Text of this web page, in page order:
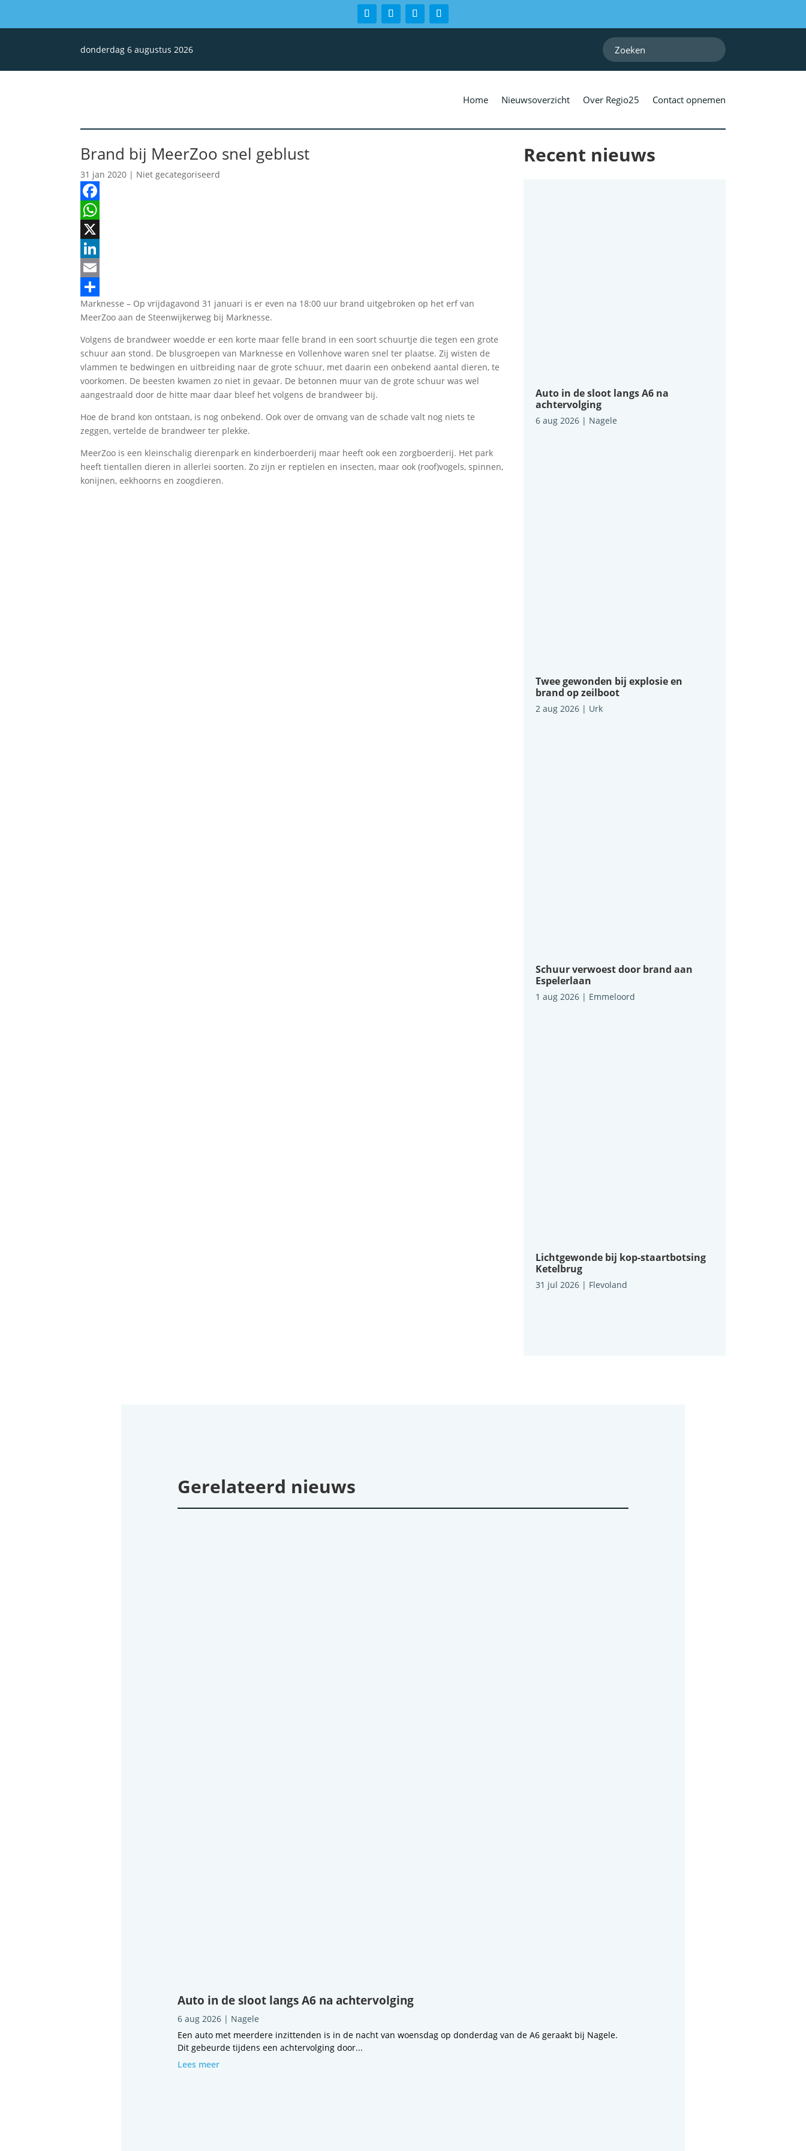
donderdag 6 augustus 2026
Home Nieuwsoverzicht Over Regio25 Contact opnemen
Brand bij MeerZoo snel geblust
31 jan 2020 | Niet gecategoriseerd
Facebook
WhatsApp
X
LinkedIn
Email
Delen
Marknesse – Op vrijdagavond 31 januari is er even na 18:00 uur brand uitgebroken op het erf van
MeerZoo aan de Steenwijkerweg bij Marknesse.
Volgens de brandweer woedde er een korte maar felle brand in een soort schuurtje die tegen een grote
schuur aan stond. De blusgroepen van Marknesse en Vollenhove waren snel ter plaatse. Zij wisten de
vlammen te bedwingen en uitbreiding naar de grote schuur, met daarin een onbekend aantal dieren, te
voorkomen. De beesten kwamen zo niet in gevaar. De betonnen muur van de grote schuur was wel
aangestraald door de hitte maar daar bleef het volgens de brandweer bij.
Hoe de brand kon ontstaan, is nog onbekend. Ook over de omvang van de schade valt nog niets te
zeggen, vertelde de brandweer ter plekke.
MeerZoo is een kleinschalig dierenpark en kinderboerderij maar heeft ook een zorgboerderij. Het park
heeft tientallen dieren in allerlei soorten. Zo zijn er reptielen en insecten, maar ook (roof)vogels, spinnen,
konijnen, eekhoorns en zoogdieren.
Recent nieuws
Auto in de sloot langs A6 na
achtervolging
6 aug 2026| Nagele
Twee gewonden bij explosie en
brand op zeilboot
2 aug 2026| Urk
Schuur verwoest door brand aan
Espelerlaan
1 aug 2026| Emmeloord
Lichtgewonde bij kop-staartbotsing
Ketelbrug
31 jul 2026| Flevoland
Gerelateerd nieuws
Auto in de sloot langs A6 na achtervolging
6 aug 2026| Nagele
Een auto met meerdere inzittenden is in de nacht van woensdag op donderdag van de A6 geraakt bij Nagele.
Dit gebeurde tijdens een achtervolging door...
Lees meer